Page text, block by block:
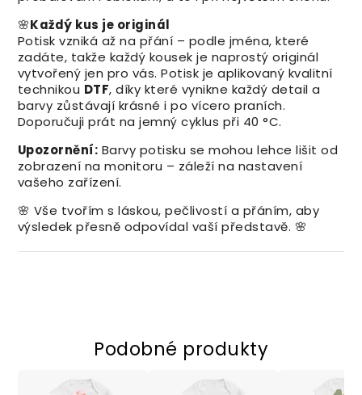
🌸Každý kus je originál
Potisk vzniká až na přání – podle jména, které
zadáte, takže každý kousek je naprostý originál
vytvořený jen pro vás. Potisk je aplikovaný kvalitní
technikou DTF, díky které vynikne každý detail a
barvy zůstávají krásné i po vícero praních.
Doporučuji prát na jemný cyklus při 40 °C.
Upozornění: Barvy potisku se mohou lehce lišit od
zobrazení na monitoru – záleží na nastavení
vašeho zařízení.
🌸 Vše tvořím s láskou, pečlivostí a přáním, aby
výsledek přesně odpovídal vaší představě. 🌸
Podobné produkty